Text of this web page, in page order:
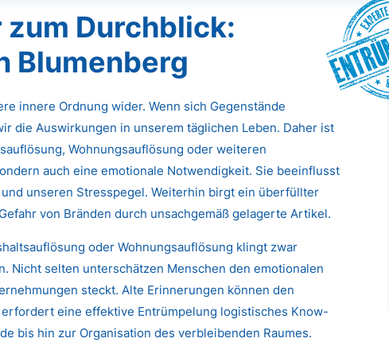
Durchblick:
Blumenberg
innere Ordnung wider. Wenn sich Gegenstände
die Auswirkungen in unserem täglichen Leben. Daher ist
Wohnungsauflösung oder weiteren
auch eine emotionale Notwendigkeit. Sie beeinflusst
unseren Stresspegel. Weiterhin birgt ein überfüllter
von Bränden durch unsachgemäß gelagerte Artikel.
oder Wohnungsauflösung klingt zwar
Nicht selten unterschätzen Menschen den emotionalen
steckt. Alte Erinnerungen können den
eine effektive Entrümpelung logistisches Know-
bis hin zur Organisation des verbleibenden Raumes.